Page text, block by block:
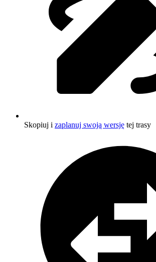
Skopiuj i zaplanuj swoją wersję tej trasy